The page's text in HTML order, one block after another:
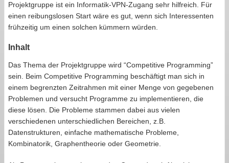
Projektgruppe ist ein Informatik-VPN-Zugang sehr hilfreich. Für
einen reibungslosen Start wäre es gut, wenn sich Interessenten
frühzeitig um einen solchen kümmern würden.
Inhalt
Das Thema der Projektgruppe wird “Competitive Programming”
sein. Beim Competitive Programming beschäftigt man sich in
einem begrenzten Zeitrahmen mit einer Menge von gegebenen
Problemen und versucht Programme zu implementieren, die
diese lösen. Die Probleme stammen dabei aus vielen
verschiedenen unterschiedlichen Bereichen, z.B.
Datenstrukturen, einfache mathematische Probleme,
Kombinatorik, Graphentheorie oder Geometrie.